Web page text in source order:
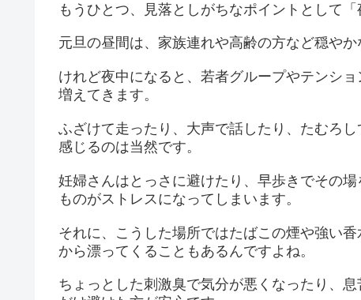
もうひとつ、見落としがちなポイントとして
元旦の昼間は、家族連れや高齢の方など穏や
けれど夜中になると、若者グループやテンシ
増えてきます。
ふざけて走ったり、大声で話したり、たむろ
感じるのは当然です。
妊婦さんはとっさに避けたり、早歩きでその
ものがストレスになってしまいます。
それに、こうした場所ではたばこの煙や強い
から漂ってくることもあるんですよね。
ちょっとした刺激臭で気分が悪くなったり、